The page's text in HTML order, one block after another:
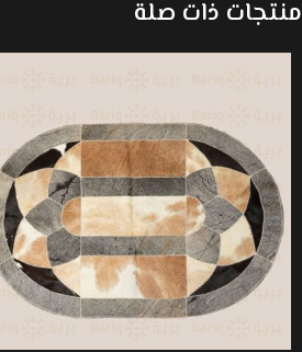
منتجات ذات صلة